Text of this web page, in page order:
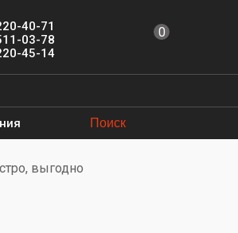
40-71
03-78
45-14
0
выгодно